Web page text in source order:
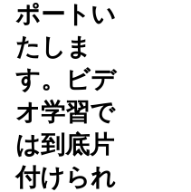
ポートい
たしま
す。ビデ
オ学習で
は到底片
付けられ